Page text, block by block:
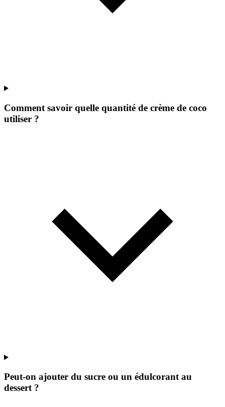
Comment savoir quelle quantité de crème de coco
utiliser ?
Peut-on ajouter du sucre ou un édulcorant au
dessert ?